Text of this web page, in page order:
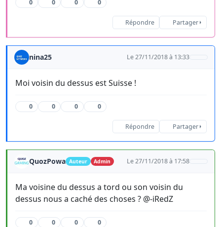
0 0 0 0
Répondre Partager
nina25 Le 27/11/2018 à 13:33
Moi voisin du dessus est Suisse !
0 0 0 0
Répondre Partager
QuozPowa Auteur Admin Le 27/11/2018 à 17:58
Ma voisine du dessus a tord ou son voisin du
dessus nous a caché des choses ? @-iRedZ
0 0 0 0